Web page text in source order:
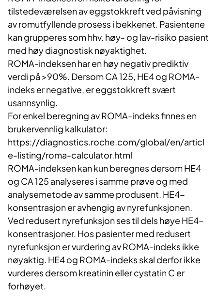
tilstedeværelsen av eggstokkreft ved påvisning
av romutfyllende prosess i bekkenet. Pasientene
kan grupperes som hhv. høy- og lav-risiko pasient
med høy diagnostisk nøyaktighet.
ROMA-indeksen har en høy negativ prediktiv
verdi på >90%. Dersom CA 125, HE4 og ROMA-
indeks er negative, er eggstokkreft svært
usannsynlig.
For enkel beregning av ROMA-indeks finnes en
brukervennlig kalkulator:
https://diagnostics.roche.com/global/en/articl
e-listing/roma-calculator.html
ROMA-indeksen kan kun beregnes dersom HE4
og CA 125 analyseres i samme prøve og med
analysemetode av samme produsent. HE4-
konsentrasjon er avhengig av nyrefunksjonen.
Ved redusert nyrefunksjon ses til dels høye HE4-
konsentrasjoner. Hos pasienter med redusert
nyrefunksjon er vurdering av ROMA-indeks ikke
nøyaktig. HE4 og ROMA-indeks skal derfor ikke
vurderes dersom kreatinin eller cystatin C er
forhøyet.